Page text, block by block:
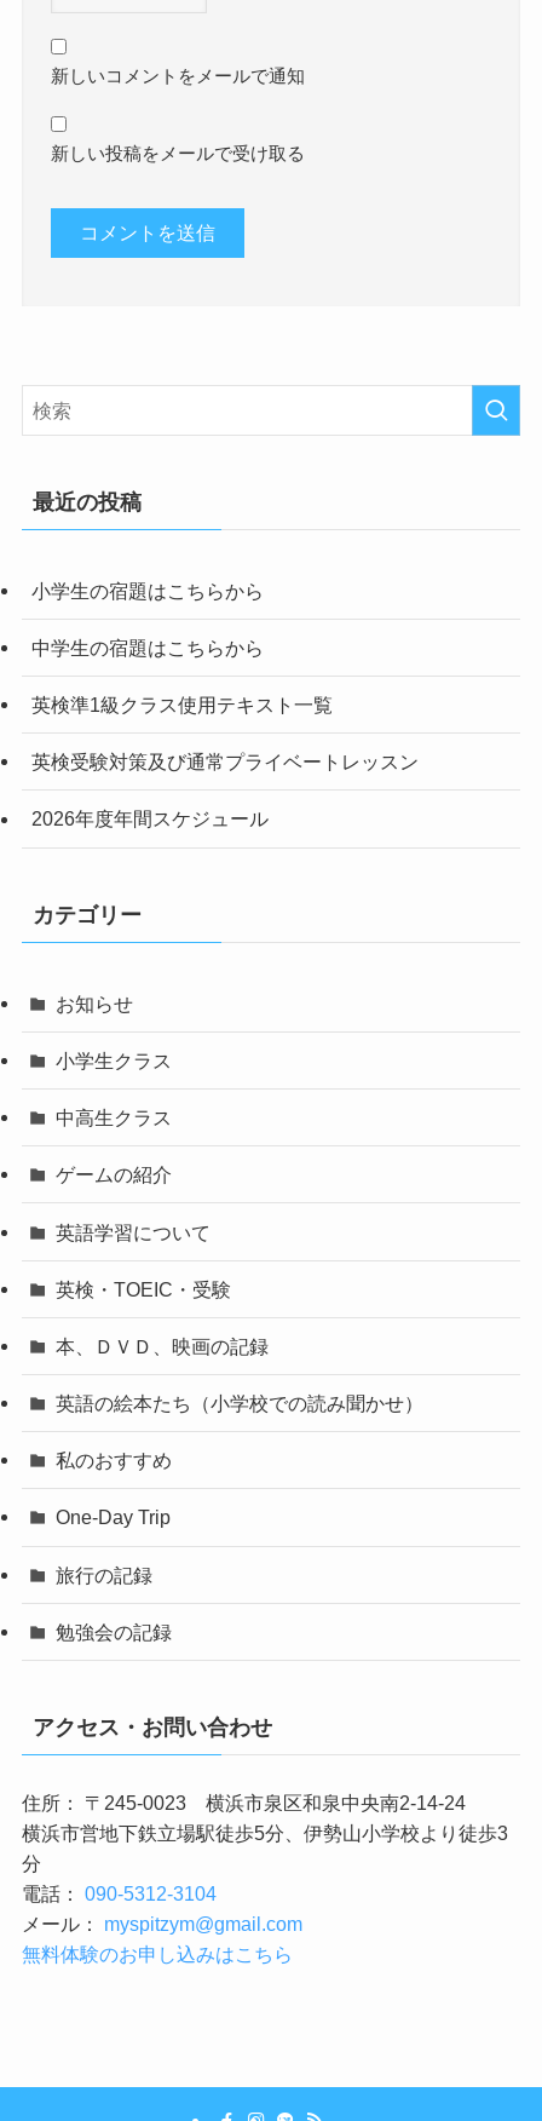
新しいコメントをメールで通知
新しい投稿をメールで受け取る
最近の投稿
小学生の宿題はこちらから
中学生の宿題はこちらから
英検準1級クラス使用テキスト一覧
英検受験対策及び通常プライベートレッスン
2026年度年間スケジュール
カテゴリー
お知らせ
小学生クラス
中高生クラス
ゲームの紹介
英語学習について
英検・TOEIC・受験
本、ＤＶＤ、映画の記録
英語の絵本たち（小学校での読み聞かせ）
私のおすすめ
One-Day Trip
旅行の記録
勉強会の記録
アクセス・お問い合わせ
住所： 〒245-0023 横浜市泉区和泉中央南2-14-24
横浜市営地下鉄立場駅徒歩5分、伊勢山小学校より徒歩3
分
電話： 090-5312-3104
メール： myspitzym@gmail.com
無料体験のお申し込みはこちら